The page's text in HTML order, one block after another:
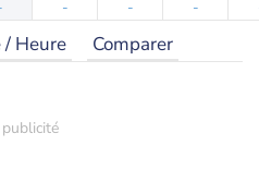
- - -
/ Heure Comparer